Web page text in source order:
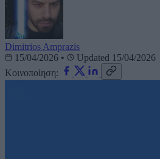
Dimitrios Amprazis
15/04/2026 •
Updated 15/04/2026
Κοινοποίηση: